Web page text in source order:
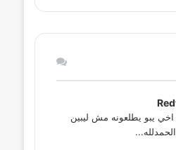
اخي يبو يطلعونه مش ليبين